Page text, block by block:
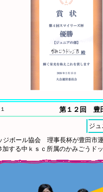
第１２回 豊
ジ
ジボール協会 理事長杯が豊田市
加する中ｋｓｃ所属のかみごうド